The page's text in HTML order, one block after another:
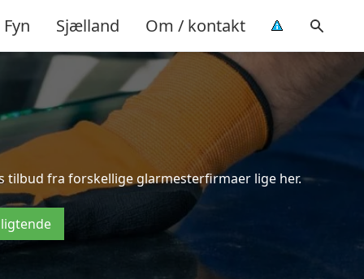
Fyn Sjælland Om / kontakt
tilbud fra forskellige glarmesterfirmaer lige her.